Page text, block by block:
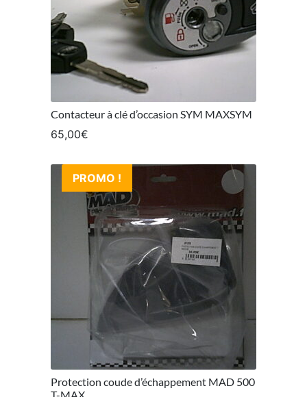
Contacteur à clé d’occasion SYM MAXSYM
65,00€
PROMO !
Protection coude d’échappement MAD 500
T-MAX